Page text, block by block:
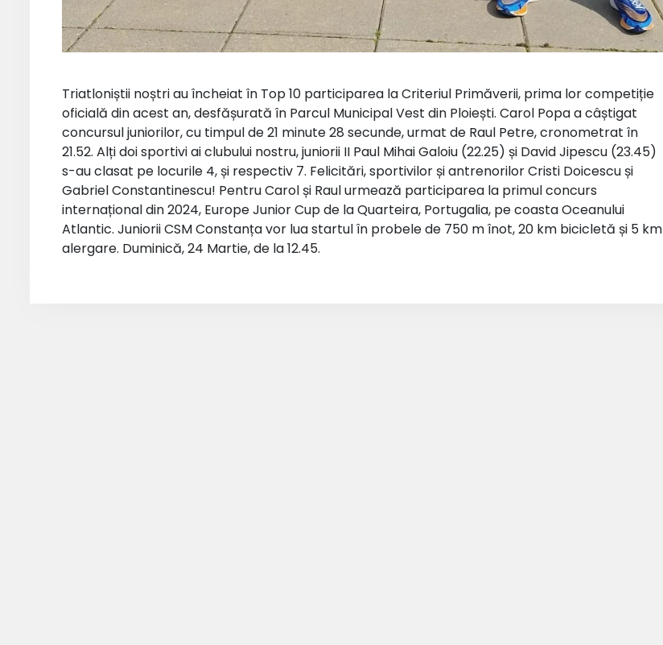
Triatloniștii noștri au încheiat în Top 10 participarea la Criteriul Primăverii, prima lor competiție
oficială din acest an, desfășurată în Parcul Municipal Vest din Ploiești. Carol Popa a câștigat
concursul juniorilor, cu timpul de 21 minute 28 secunde, urmat de Raul Petre, cronometrat în
21.52. Alți doi sportivi ai clubului nostru, juniorii II Paul Mihai Galoiu (22.25) și David Jipescu (23.45)
s-au clasat pe locurile 4, și respectiv 7. Felicitări, sportivilor și antrenorilor Cristi Doicescu și
Gabriel Constantinescu! Pentru Carol și Raul urmează participarea la primul concurs
internațional din 2024, Europe Junior Cup de la Quarteira, Portugalia, pe coasta Oceanului
Atlantic. Juniorii CSM Constanța vor lua startul în probele de 750 m înot, 20 km bicicletă și 5 km
alergare. Duminică, 24 Martie, de la 12.45.